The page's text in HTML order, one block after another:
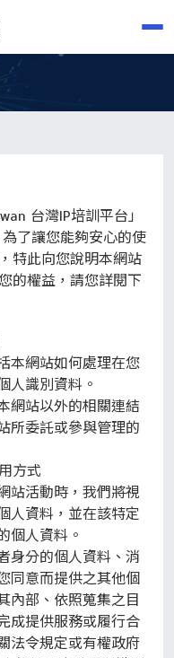
台灣IP培訓平台」
了讓您能夠安心的使
特此向您說明本網站
的權益，請您詳閱下
本網站如何處理在您
人識別資料。
網站以外的相關連結
所委託或參與管理的
方式
站活動時，我們將視
人資料，並在該特定
個人資料。
身分的個人資料、消
同意而提供之其他個
內部、依照蒐集之目
成提供服務或履行合
法令規定或有權政府